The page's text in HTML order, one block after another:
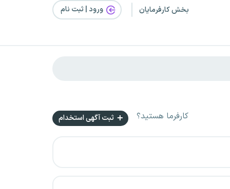
بخش کارفرمایان ورود | ثبت‌ نام
کارفرما هستید؟ ثبت آگهی استخدام